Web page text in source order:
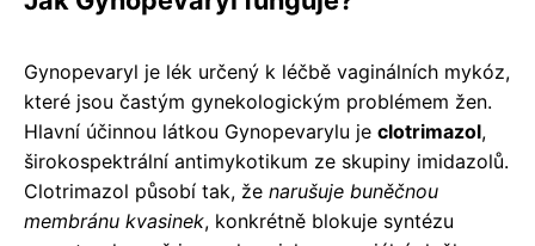
Gynopevaryl je lék určený k léčbě vaginálních mykóz,
které jsou častým gynekologickým problémem žen.
Hlavní účinnou látkou Gynopevarylu je clotrimazol,
širokospektrální antimykotikum ze skupiny imidazolů.
Clotrimazol působí tak, že narušuje buněčnou
membránu kvasinek, konkrétně blokuje syntézu